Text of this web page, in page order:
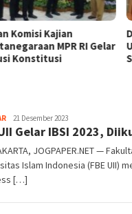
Miliki Tugas Wujudkan
sebagai Community
University
Heri
Purwata
21 Desember 2023
Gelar IBSI 2023,
JOGPAPER.NET —
Islam Indonesia (FBE UII)
[…]